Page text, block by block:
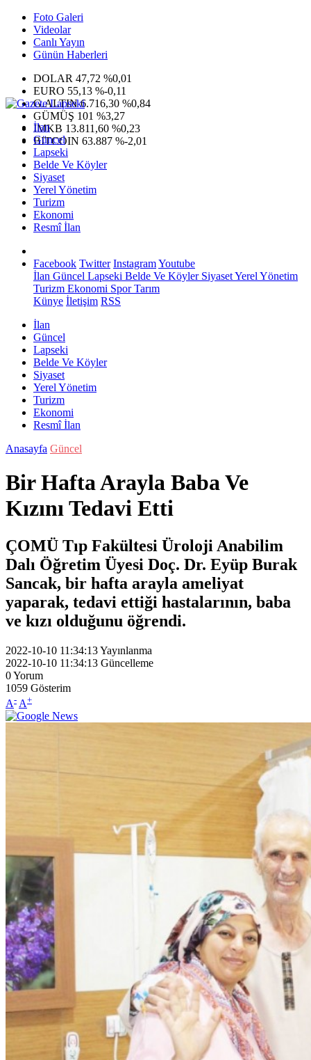
Foto Galeri
Videolar
Canlı Yayın
Günün Haberleri
DOLAR 47,72 %0,01
EURO 55,13 %-0,11
G.ALTIN6.716,30 %0,84
GÜMÜŞ 101 %3,27
IMKB 13.811,60 %0,23
BITCOIN 63.887 %-2,01
İlan
Güncel
Lapseki
Belde Ve Köyler
Siyaset
Yerel Yönetim
Turizm
Ekonomi
Resmî İlan
Facebook Twitter InstagramYoutube
İlan Güncel Lapseki Belde Ve KöylerSiyasetYerel Yönetim
Turizm Ekonomi SporTarım
Künye İletişim RSS
İlan
Güncel
Lapseki
Belde Ve Köyler
Siyaset
Yerel Yönetim
Turizm
Ekonomi
Resmî İlan
Anasayfa Güncel
Bir Hafta Arayla Baba Ve
Kızını Tedavi Etti
ÇOMÜ Tıp Fakültesi Üroloji Anabilim
Dalı Öğretim Üyesi Doç. Dr. Eyüp Burak
Sancak, bir hafta arayla ameliyat
yaparak, tedavi ettiği hastalarının, baba
ve kızı olduğunu öğrendi.
2022-10-10 11:34:13Yayınlanma
2022-10-10 11:34:13 Güncelleme
0Yorum
1059 Gösterim
A- A+